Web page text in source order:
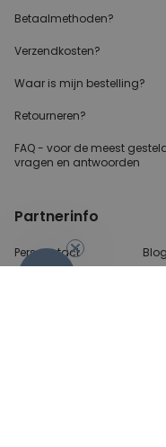
Betaalmethoden?
Verzendkosten?
Waar is mijn bestelling?
Retourneren?
FAQ - voor de meest
vragen en antwoorden
Partnerinfo
Perscontact